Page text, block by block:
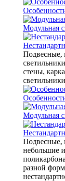
Модульная
Подвесные,
стены,
светильники
Модульная
Подвесные,
небольшие
разной